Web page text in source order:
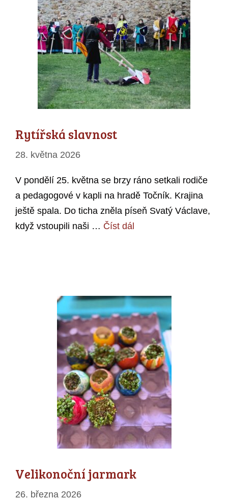
Rytířská slavnost
28. května 2026
V pondělí 25. května se brzy ráno setkali rodiče
a pedagogové v kapli na hradě Točník. Krajina
ještě spala. Do ticha zněla píseň Svatý Václave,
když vstoupili naši … Číst dál
Velikonoční jarmark
26. března 2026